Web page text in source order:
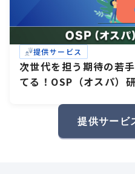
提供サービス
次世代を担う期待の若
てる！OSP（オスパ）
提供サービ